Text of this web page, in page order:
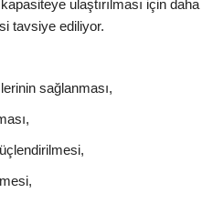
ulaştırılması için daha
tavsiye ediliyor.
sağlanması,